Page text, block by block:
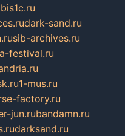
dark-sand.ru
sib-archives.ru
festival.ru
1-mus.ru
factory.ru
jun.rubandamn.ru
darksand.ru